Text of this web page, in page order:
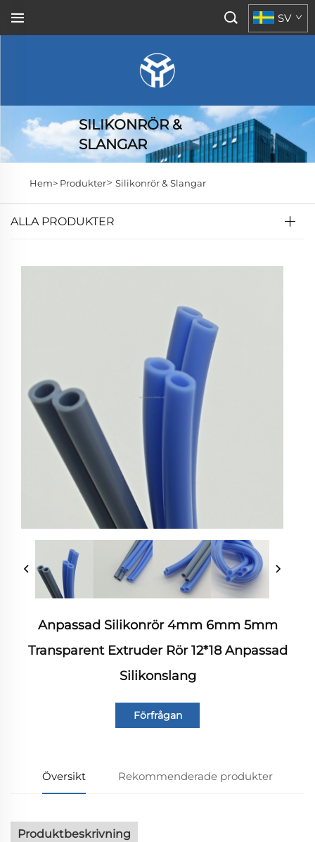
SV
SILIKONRÖR &
SLANGAR
Hem> Produkter> Silikonrör & Slangar
ALLA PRODUKTER
Anpassad Silikonrör 4mm 6mm 5mm
Transparent Extruder Rör 12*18 Anpassad
Silikonslang
Förfrågan
Översikt Rekommenderade produkter
Produktbeskrivning